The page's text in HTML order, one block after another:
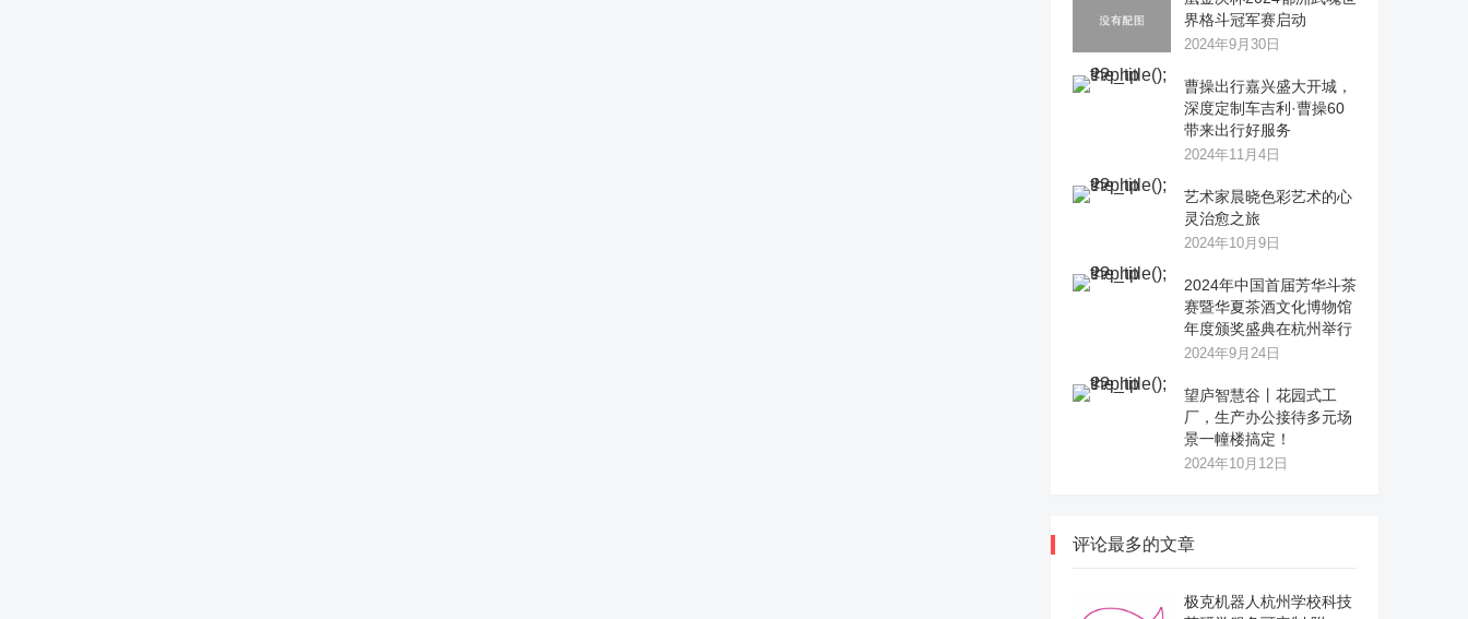
界格斗冠军赛启动
2024年9月30日
曹操出行嘉兴盛大开城，
深度定制车吉利·曹操60
带来出行好服务
2024年11月4日
艺术家晨晓色彩艺术的心
灵治愈之旅
2024年10月9日
2024年中国首届芳华斗茶
赛暨华夏茶酒文化博物馆
年度颁奖盛典在杭州举行
2024年9月24日
望庐智慧谷丨花园式工
厂，生产办公接待多元场
景一幢楼搞定！
2024年10月12日
评论最多的文章
极克机器人杭州学校科技